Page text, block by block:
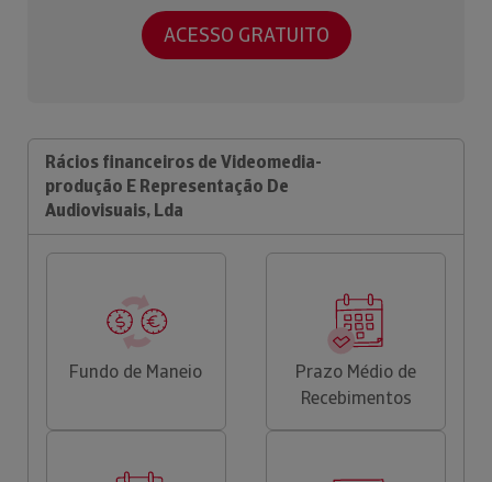
ACESSO GRATUITO
Rácios financeiros de Videomedia-
produção E Representação De
Audiovisuais, Lda
Fundo de Maneio
Prazo Médio de
Recebimentos